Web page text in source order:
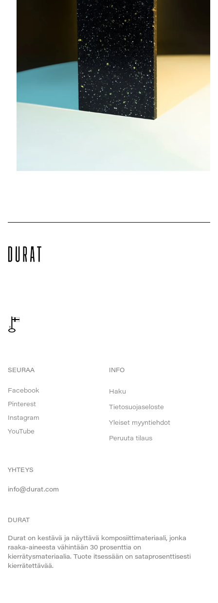
SEURAA
Facebook
Pinterest
Instagram
YouTube
INFO
Haku
Tietosuojaseloste
Yleiset myyntiehdot
Peruuta tilaus
YHTEYS
info@durat.com
DURAT
Durat on kestävä ja näyttävä komposiittimateriaali, jonka
raaka-aineesta vähintään 30 prosenttia on
kierrätysmateriaalia. Tuote itsessään on sataprosenttisesti
kierrätettävää.